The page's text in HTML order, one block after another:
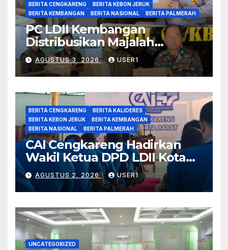
BERITA CENGKARENG
BERITA KEBON JERUK
BERITA KEMBANGAN
BERITA NASIONAL BERITA PALMERAH
PC LDII Kembangan
Distribusikan Majalah
Nuansa kepada
Forkopimcam dan Tokoh
Agama
AGUSTUS 3, 2026 USER1
BERITA CENGKARENG
BERITA KALIDERES
BERITA KEBON JERUK
BERITA KEMBANGAN
BERITA NASIONAL
BERITA PALMERAH
CAI Cengkareng Hadirkan
Wakil Ketua DPD LDII Kota
Jakarta Barat
AGUSTUS 2, 2026 USER1
UNCATEGORIZED